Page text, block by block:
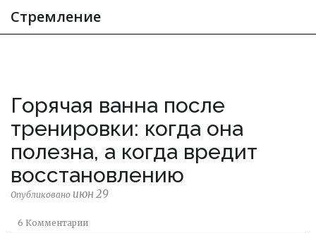
Стремление
Горячая ванна после
тренировки: когда она
полезна, а когда вредит
восстановлению
Опубликовано июн 29
6 Комментарии